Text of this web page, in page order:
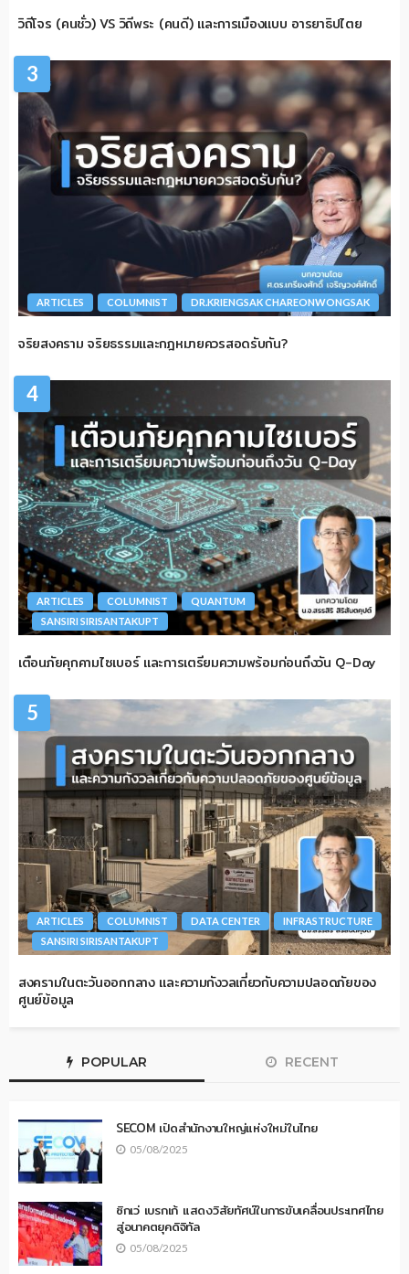
วิถีโจร (คนชั่ว) VS วิถีพระ (คนดี) และการเมืองแบบ อารยาธิปไตย
3
ARTICLES COLUMNIST DR.KRIENGSAK CHAREONWONGSAK
จริยสงคราม จริยธรรมและกฎหมายควรสอดรับกัน?
4
ARTICLES COLUMNIST
QUANTUM
SANSIRI SIRISANTAKUPT
เตือนภัยคุกคามไซเบอร์ และการเตรียมความพร้อมก่อนถึงวัน Q-Day
5
ARTICLES COLUMNIST DATA CENTER
INFRASTRUCTURE
SANSIRI SIRISANTAKUPT
สงครามในตะวันออกกลาง และความกังวลเกี่ยวกับความปลอดภัยของ
ศูนย์ข้อมูล
POPULAR RECENT
SECOM เปิดสำนักงานใหญ่แห่งใหม่ในไทย
05/08/2025
ซิกเว่ เบรกเก้ แสดงวิสัยทัศน์ในการขับเคลื่อนประเทศไทย
สู่อนาคตยุคดิจิทัล
05/08/2025